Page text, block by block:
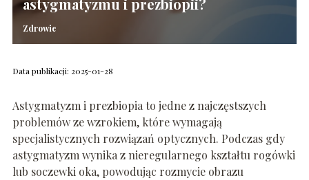
astygmatyzmu i prezbiopii?
Zdrowie
Data publikacji: 2025-01-28
Astygmatyzm i prezbiopia to jedne z najczęstszych
problemów ze wzrokiem, które wymagają
specjalistycznych rozwiązań optycznych. Podczas gdy
astygmatyzm wynika z nieregularnego kształtu rogówki
lub soczewki oka, powodując rozmycie obrazu